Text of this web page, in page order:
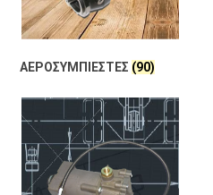
ΑΕΡΟΣΥΜΠΙΕΣΤΕΣ (90)